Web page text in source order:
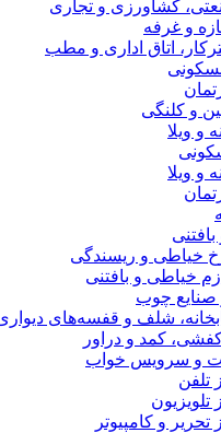
کشاورزی و تجاری
و غرفه
اتاق اداری و مطب
و کلنگی
و ویلا
و ویلا
خیاطی و ریسندگی
خیاطی و بافتنی
صنایع چوب
شلف و قفسه‌های دیواری
کمد و دراور
و سرویس خواب
تلفن
تلویزیون
تحریر و کامپیوتر